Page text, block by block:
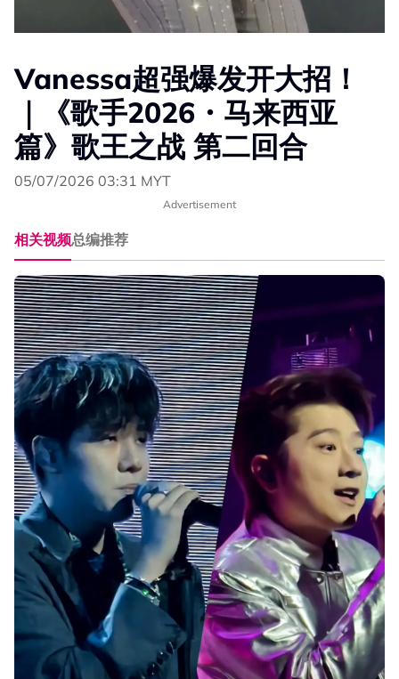
Vanessa超强爆发开大招！
｜《歌手2026・马来西亚
篇》歌王之战 第二回合
05/07/2026 03:31 MYT
Advertisement
相关视频总编推荐